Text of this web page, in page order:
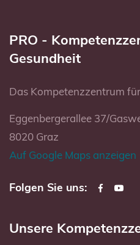
PRO -
Gesundheit
Das Kompetenzzentrum
Eggenbergerallee 37/
8020 Graz
Auf Google Maps anzeigen
Folgen Sie uns:
Unsere